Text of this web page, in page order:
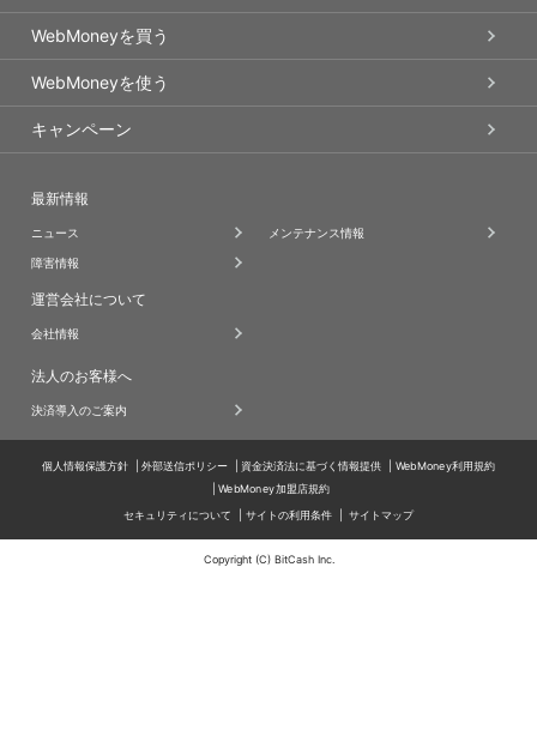
WebMoneyを買う
WebMoneyを使う
キャンペーン
最新情報
ニュース メンテナンス情報
障害情報
運営会社について
会社情報
法人のお客様へ
決済導入のご案内
個人情報保護方針 外部送信ポリシー 資金決済法に基づく情報提供 WebMoney利用規約
WebMoney加盟店規約
セキュリティについて サイトの利用条件 サイトマップ
Copyright (C) BitCash Inc.